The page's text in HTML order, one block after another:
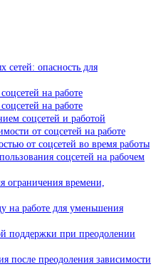
сетей: опасность для
на работе
на работе
соцсетей и работой
от соцсетей на работе
от соцсетей во время работы
соцсетей на рабочем
ограничения времени,
на работе для уменьшения
поддержки при преодолении
после преодоления зависимости